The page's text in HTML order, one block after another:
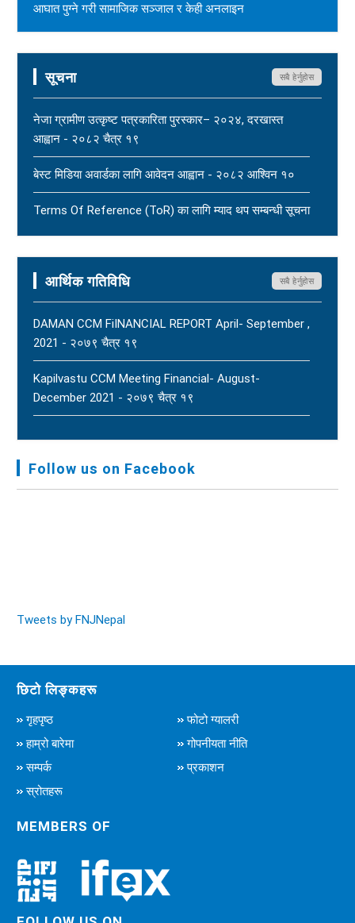
आघात पुग्ने गरी सामाजिक सञ्जाल र केही अनलाइन
महासंघ बैतडी शाखाका अध्यक्ष नरिदत्त बडुलाई पितृशोक परेको दुःखद्
खबरले नेपाल पत्रकार महासंघ स्तब्ध र दुःखी - २०८३ साउन १७
New
धार्मिक सहिष्णुता, सामाजिक सद्भाव र शान्ति कायम राख्न नेपाल
पत्रकार महासंघको आग्रह - २०८३ साउन १५
New
सूचना सबै हेर्नुहोस
नेजा ग्रामीण उत्कृष्ट पत्रकारिता पुरस्कार– २०२४, दरखास्त
आह्वान - २०८२ चैत्र १९
बेस्ट मिडिया अवार्डका लागि आवेदन आह्वान - २०८२ आश्विन १०
Terms Of Reference (ToR) का लागि म्याद थप सम्बन्धी सूचना
आर्थिक गतिविधि सबै हेर्नुहोस
DAMAN CCM FiINANCIAL REPORT April- September ,
2021 - २०७९ चैत्र १९
Kapilvastu CCM Meeting Financial- August-
December 2021 - २०७९ चैत्र १९
Audit Report FY-2076-077 - २०७७ कार्तिक २३
Follow us on Facebook
Tweets by FNJNepal
छिटो लिङ्कहरू
गृहपृष्ठ
फोटो ग्यालरी
हाम्रो बारेमा
गोपनीयता नीति
सम्पर्क
प्रकाशन
स्रोतहरू
MEMBERS OF